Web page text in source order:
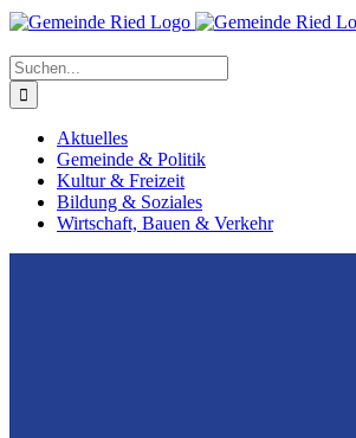
Suche
nach:
Aktuelles
Gemeinde & Politik
Kultur & Freizeit
Bildung & Soziales
Wirtschaft, Bauen & Verkehr